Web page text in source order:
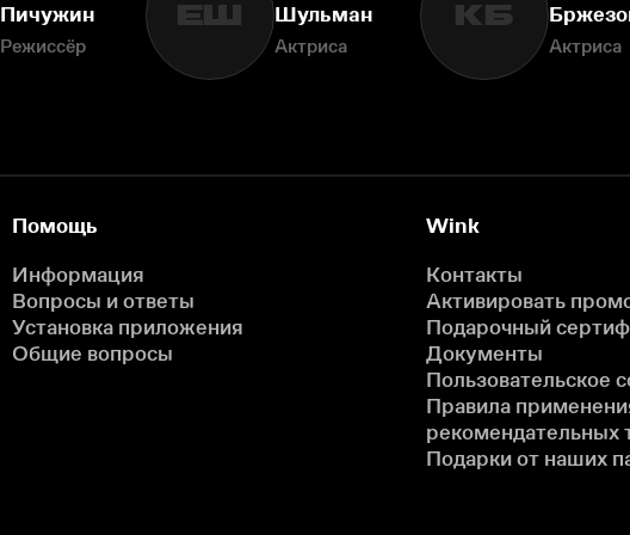
Пичужин
Режиссёр
ЕШ Шульман
Актриса
КБ
Актриса
Помощь
Информация
Вопросы и ответы
Установка приложения
Общие вопросы
Wink
Контакты
Активировать
Подарочный
Документы
Пользовательское
Правила
рекомендательных
Подарки от наших